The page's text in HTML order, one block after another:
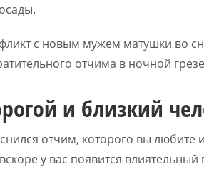
с новым мужем матушки во
отчима в ночной
и близкий
отчим, которого вы любите
у вас появится